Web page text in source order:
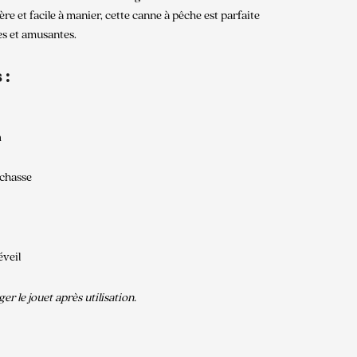
et facile à manier, cette canne à pêche est parfaite
et amusantes.
le jouet après utilisation.